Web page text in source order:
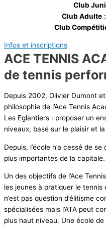
Club
Club Adulte:
Club
Infos et inscriptions
ACE TENNIS
de tennis
Depuis 2002, Olivier Dumont
philosophie de l’Ace Tennis
Les Eglantiers : proposer un
niveaux, basé sur le plaisir et
Depuis, l’école n’a cessé de
plus importantes de la capitale.
Un des objectifs de l’Ace
les jeunes à pratiquer le
n’est pas question d’élitisme
spécialisées mais l’ATA peut
plus haut niveau. Une école de